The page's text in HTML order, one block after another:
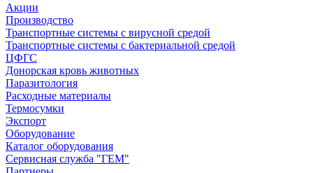
Акции
Производство
Транспортные системы с вирусной средой
Транспортные системы с бактериальной средой
ЦФГС
Донорская кровь животных
Паразитология
Расходные материалы
Термосумки
Экспорт
Оборудование
Каталог оборудования
Сервисная служба "ГЕМ"